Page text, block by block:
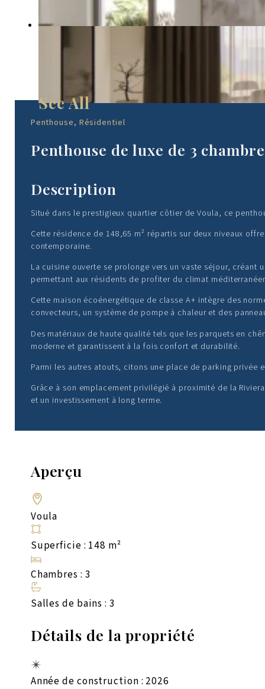
Penthouse, Résidentiel
Penthouse de luxe de 3
Description
Situé dans le prestigieux quartier côtier de Voula, ce
Cette résidence de 148,65 m² répartis sur deux niveaux
contemporaine.
La cuisine ouverte se prolonge vers un vaste séjour,
permettant aux résidents de profiter du climat
Cette maison écoénergétique de classe A+ intègre des
convecteurs, un système de pompe à chaleur et des
Des matériaux de haute qualité tels que les parquets en
moderne et garantissent à la fois confort et durabilité.
Parmi les autres atouts, citons une place de parking
Grâce à son emplacement privilégié à proximité de la
et un investissement à long terme.
Aperçu
Voula
Superficie : 148 m²
Chambres : 3
Salles de bains : 3
Détails de la propriété
Année de construction : 2026